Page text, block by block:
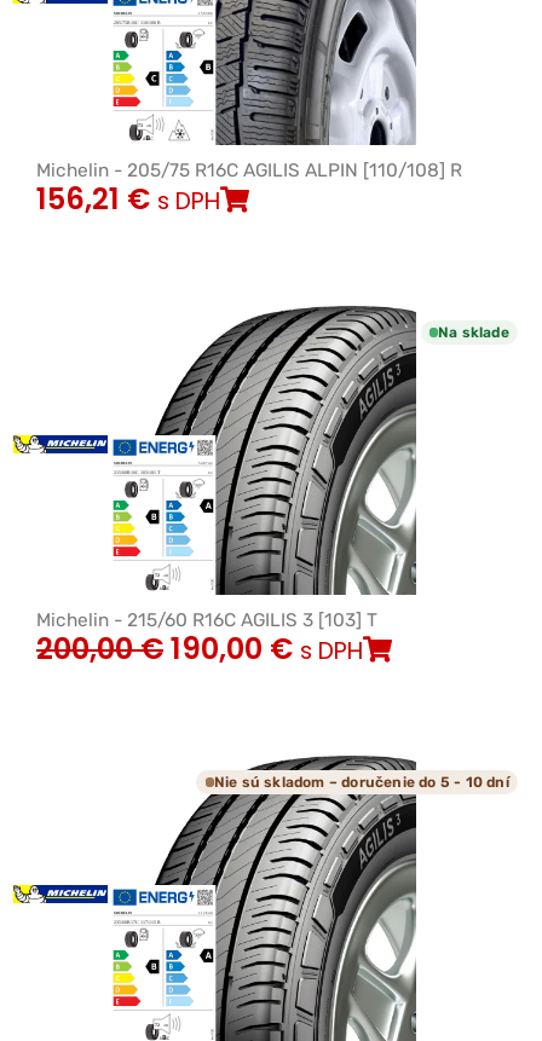
Michelin - 205/75 R16C AGILIS ALPIN [110/108] R
156,21 € s DPH
Na sklade
Michelin - 215/60 R16C AGILIS 3 [103] T
200,00€190,00 € s DPH
Nie sú skladom – doručenie do 5 - 10 dní